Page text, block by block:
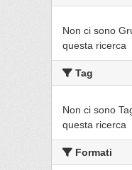
Non ci sono
questa ricerca
Tag
Non ci sono
questa ricerca
Formati